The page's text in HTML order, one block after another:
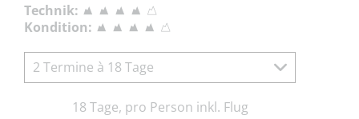
Technik:
Kondition:
2 Termine à 18 Tage
18 Tage, pro Person inkl. Flug